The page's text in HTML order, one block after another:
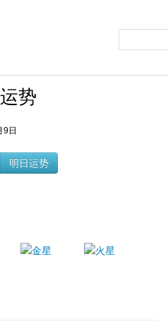
势
9日
明日运势